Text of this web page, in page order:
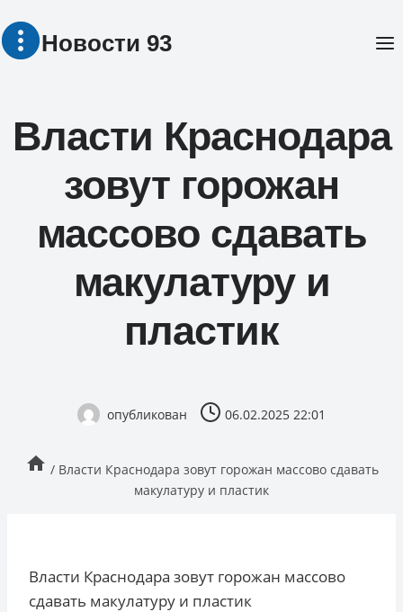
Перейти
Новости 93
Власти Краснодара
зовут горожан
массово сдавать
макулатуру и
пластик
опубликован 06.02.2025 22:01
/ Власти Краснодара зовут горожан массово сдавать
макулатуру и пластик
Власти Краснодара зовут горожан массово
сдавать макулатуру и пластик